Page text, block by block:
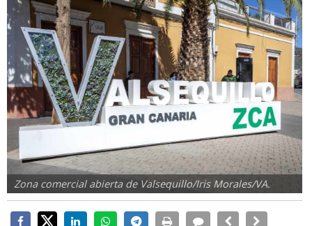
Zona comercial abierta de Valsequillo/Iris Morales/VA.